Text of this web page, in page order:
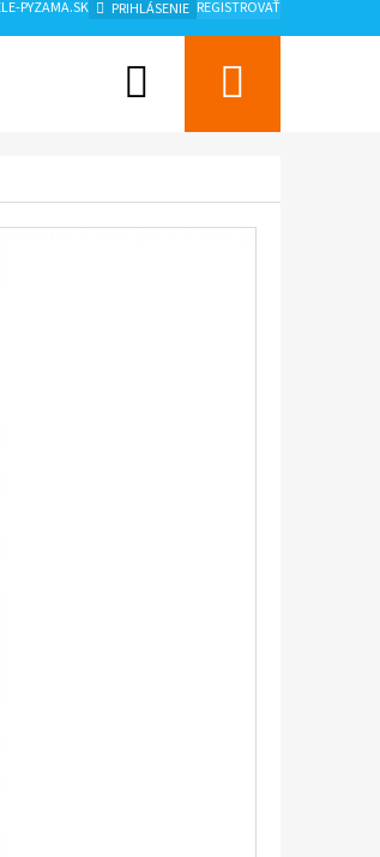
PYZAMA.SK PRIHLÁSENIE REGISTROVAŤ
Hľadať